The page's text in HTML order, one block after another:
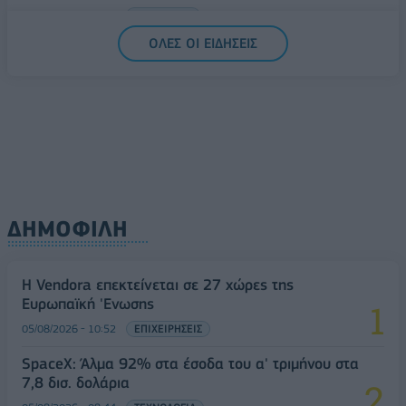
ΟΛΕΣ ΟΙ ΕΙΔΗΣΕΙΣ
ΔΗΜΟΦΙΛΗ
Η Vendora επεκτείνεται σε 27 χώρες της
Ευρωπαϊκή 'Ενωσης
05/08/2026 - 10:52 ΕΠΙΧΕΙΡΗΣΕΙΣ
SpaceX: Άλμα 92% στα έσοδα του α' τριμήνου στα
7,8 δισ. δολάρια